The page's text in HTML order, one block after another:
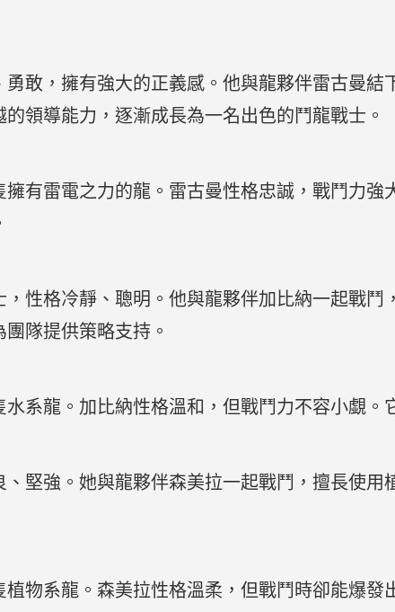
勇敢，擁有強大的正義感。他與龍夥伴雷古曼
領導能力，逐漸成長為一名出色的鬥龍戰士。
擁有雷電之力的龍。雷古曼性格忠誠，戰鬥力
，性格冷靜、聰明。他與龍夥伴加比納一起戰
隊提供策略支持。
系龍。加比納性格溫和，但戰鬥力不容小覷。
、堅強。她與龍夥伴森美拉一起戰鬥，擅長使
植物系龍。森美拉性格溫柔，但戰鬥時卻能爆